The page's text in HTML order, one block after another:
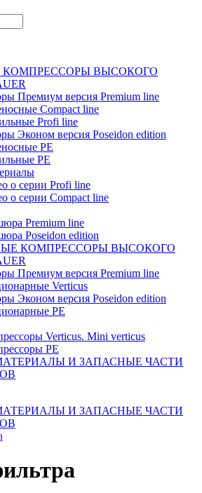
КОМПРЕССОРЫ ВЫСОКОГО
Премиум версия Premium line
Compact line
Profi line
Эконом версия Poseidon edition
PE
PE
о серии Profi line
о серии Compact line
Premium line
Poseidon edition
КОМПРЕССОРЫ ВЫСОКОГО
Премиум версия Premium line
Verticus
Эконом версия Poseidon edition
PE
Verticus. Mini verticus
PE
И ЗАПАСНЫЕ ЧАСТИ
И ЗАПАСНЫЕ ЧАСТИ